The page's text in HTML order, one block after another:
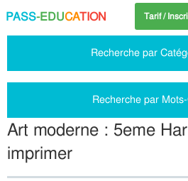
PASS-EDUCATION Tarif /
Recherche par
Recherche par
Art moderne : 5eme
imprimer